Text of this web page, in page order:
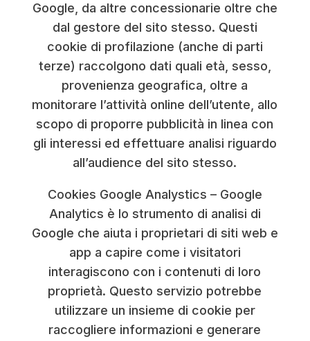
Google, da altre concessionarie oltre che
dal gestore del sito stesso. Questi
cookie di profilazione (anche di parti
terze) raccolgono dati quali età, sesso,
provenienza geografica, oltre a
monitorare l’attività online dell’utente, allo
scopo di proporre pubblicità in linea con
gli interessi ed effettuare analisi riguardo
all’audience del sito stesso.
Cookies Google Analystics – Google
Analytics è lo strumento di analisi di
Google che aiuta i proprietari di siti web e
app a capire come i visitatori
interagiscono con i contenuti di loro
proprietà. Questo servizio potrebbe
utilizzare un insieme di cookie per
raccogliere informazioni e generare